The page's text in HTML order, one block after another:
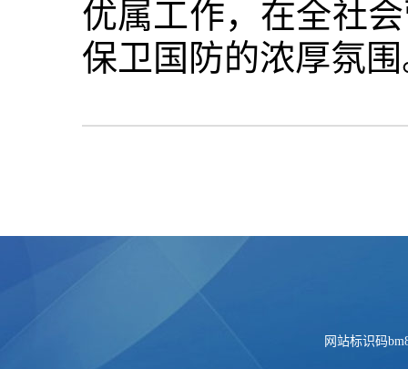
优属工作，在全社
保卫国防的浓厚氛
网站标识码